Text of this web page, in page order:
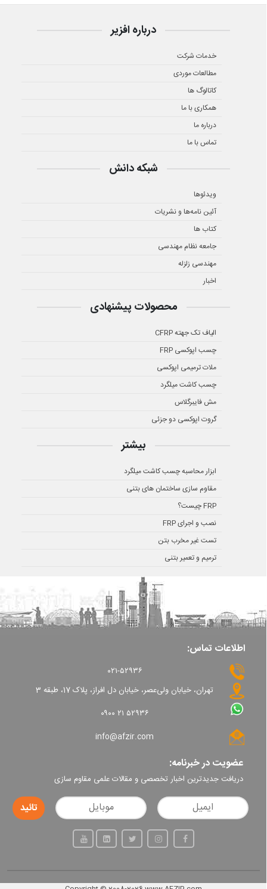
درباره افزیر
خدمات شرکت
مطالعات موردی
کاتالوگ ها
همکاری با ما
درباره ما
تماس با ما
شبکه دانش
ویدئوها
آئین نامه‌ها و نشریات
کتاب ها
جامعه نظام مهندسی
مهندسی زلزله
اخبار
محصولات پیشنهادی
الیاف تک جهته CFRP
چسب اپوکسی FRP
ملات ترمیمی اپوکسی
چسب کاشت میلگرد
مش فایبرگلاس
گروت اپوکسی دو جزئی
بیشتر
ابزار محاسبه چسب کاشت میلگرد
مقاوم سازی ساختمان های بتنی
FRP چیست؟
نصب و اجرای FRP
تست غیر مخرب بتن
ترمیم و تعمیر بتنی
اطلاعات تماس:
۰۲۱-۵۲۹۳۶
تهران، خیابان ولی‌عصر، خیابان دل افراز، پلاک 17، طبقه 3
۰۹۰۰ ۲۱ ۵۲۹۳۶
info@afzir.com
عضویت در خبرنامه:
دریافت جدیدترین اخبار تخصصی و مقالات علمی مقاوم سازی